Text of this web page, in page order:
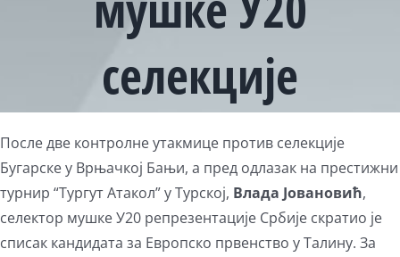
селекције
После две контролне утакмице против селекције
Бугарске у Врњачкој Бањи, а пред одлазак на престижни
турнир “Тургут Атакол” у Турској, Влада Јовановић,
селектор мушке У20 репрезентације Србије скратио је
списак кандидата за Европско првенство у Талину. За